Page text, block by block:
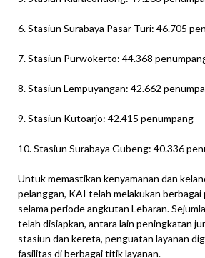
6. Stasiun Surabaya Pasar Turi: 46.705
7. Stasiun Purwokerto: 44.368
8. Stasiun Lempuyangan: 42.662
9. Stasiun Kutoarjo: 42.415 penumpang
10. Stasiun Surabaya Gubeng: 40.336
Untuk memastikan kenyamanan dan
pelanggan, KAI telah melakukan berbagai
selama periode angkutan Lebaran.
telah disiapkan, antara lain peningkatan
stasiun dan kereta, penguatan layanan
fasilitas di berbagai titik layanan.